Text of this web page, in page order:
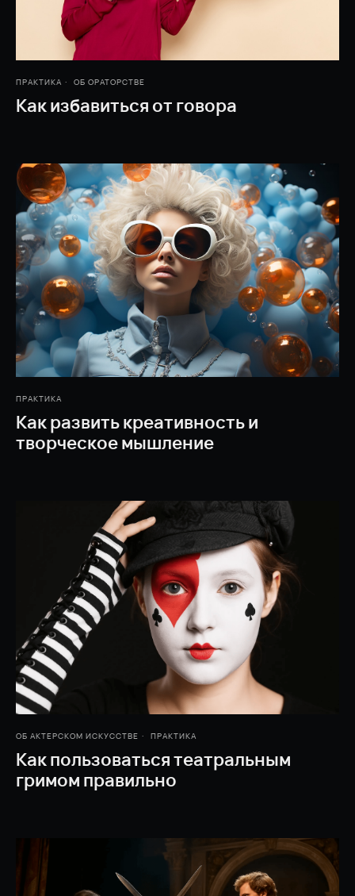
ПРАКТИКА ОБ ОРАТОРСТВЕ
Как избавиться от говора
ПРАКТИКА
Как развить креативность и
творческое мышление
ОБ АКТЕРСКОМ ИСКУССТВЕ ПРАКТИКА
Как пользоваться театральным
гримом правильно